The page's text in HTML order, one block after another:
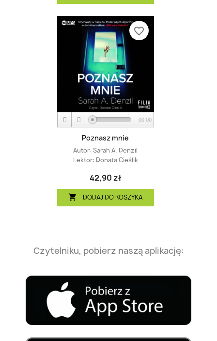
00:00
Poznasz mnie
Autor: Sarah A. Denzil
Lektor: Donata Cieślik
42,90 zł
 DODAJ DO KOSZYKA
favorite_border
Czytelniku, pobierz naszą aplikację: